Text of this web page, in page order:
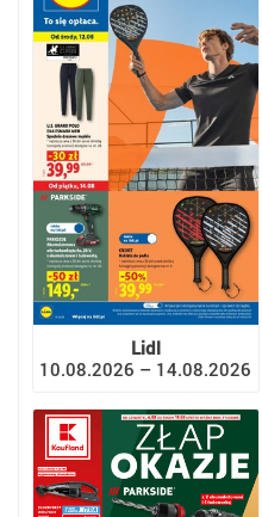
Lidl
10.08.2026 – 14.08.2026